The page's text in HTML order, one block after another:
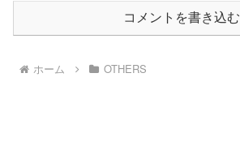
コメントを書き込む
ホーム OTHERS